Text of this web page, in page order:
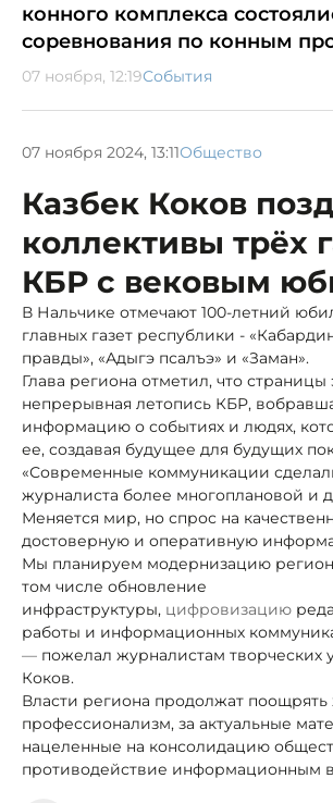
конного комплекса
соревнования по конным
07 ноября, 12:19События
07 ноября 2024, 13:11Общество
Казбек Коков
коллективы трёх
КБР с вековым
В Нальчике отмечают 100-летний
главных газет республики -
правды», «Адыгэ псалъэ» и «Заман».
Глава региона отметил, что
непрерывная летопись КБР,
информацию о событиях и людях,
ее, создавая будущее для будущих
«Современные коммуникации
журналиста более многоплановой и
Меняется мир, но спрос на
достоверную и оперативную
Мы планируем модернизацию
том числе обновление
инфраструктуры, цифровизацию
работы и информационных
— пожелал журналистам творческих
Коков.
Власти региона продолжат поощрять
профессионализм, за актуальные
нацеленные на консолидацию
противодействие информационным